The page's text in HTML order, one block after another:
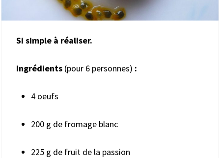
Si simple à réaliser.
Ingrédients (pour 6 personnes) :
4 oeufs
200 g de fromage blanc
225 g de fruit de la passion